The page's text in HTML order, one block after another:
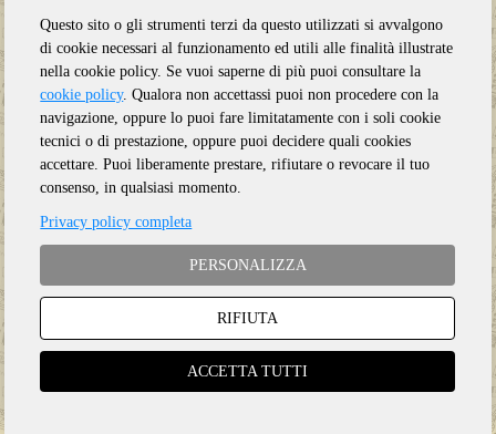
Anno:2025
Questo sito o gli strumenti terzi da questo utilizzati si avvalgono
di cookie necessari al funzionamento ed utili alle finalità illustrate
nella cookie policy. Se vuoi saperne di più puoi consultare la
cookie policy. Qualora non accettassi puoi non procedere con la
navigazione, oppure lo puoi fare limitatamente con i soli cookie
tecnici o di prestazione, oppure puoi decidere quali cookies
accettare. Puoi liberamente prestare, rifiutare o revocare il tuo
consenso, in qualsiasi momento.
Privacy policy completa
PERSONALIZZA
RIFIUTA
ACCETTA TUTTI